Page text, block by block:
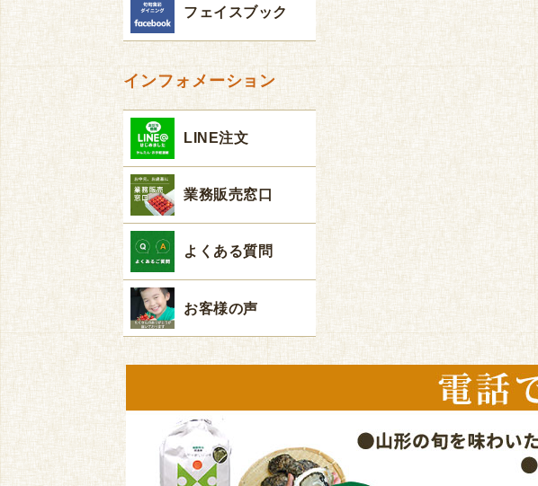
フェイスブック
インフォメーション
LINE注文
業務販売窓口
よくある質問
お客様の声